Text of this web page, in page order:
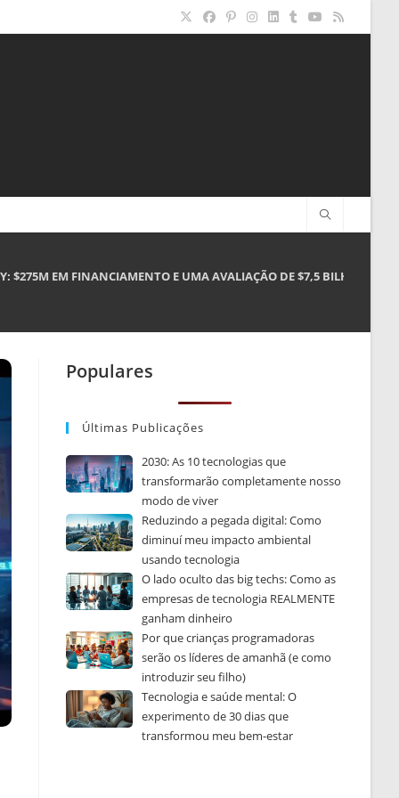
$275M EM FINANCIAMENTO E UMA AVALIAÇÃO DE $7,5 BILHÕES
Populares
Últimas Publicações
2030: As 10 tecnologias que
transformarão completamente nosso
modo de viver
Reduzindo a pegada digital: Como
diminuí meu impacto ambiental
usando tecnologia
O lado oculto das big techs: Como as
empresas de tecnologia REALMENTE
ganham dinheiro
Por que crianças programadoras
serão os líderes de amanhã (e como
introduzir seu filho)
Tecnologia e saúde mental: O
experimento de 30 dias que
transformou meu bem-estar